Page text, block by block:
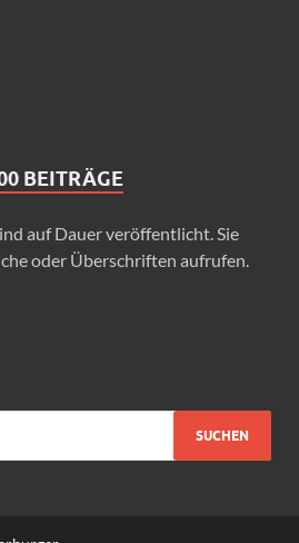
BEITRÄGE
auf Dauer veröffentlicht. Sie
oder Überschriften aufrufen.